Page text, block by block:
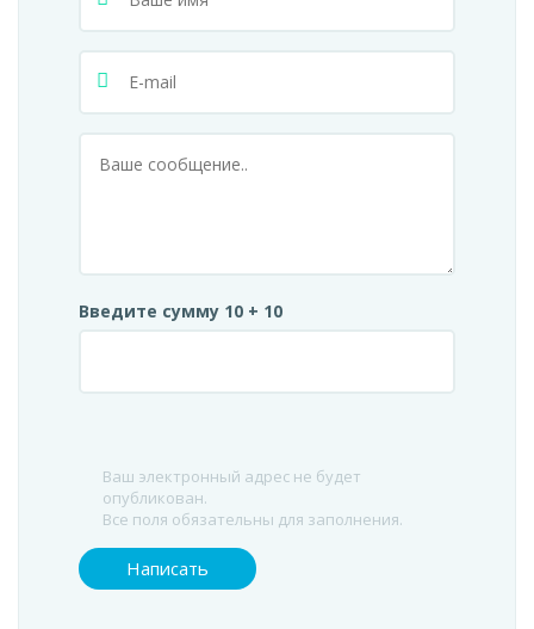
Введите сумму 10 + 10
Ваш электронный адрес не будет
опубликован.
Все поля обязательны для заполнения.